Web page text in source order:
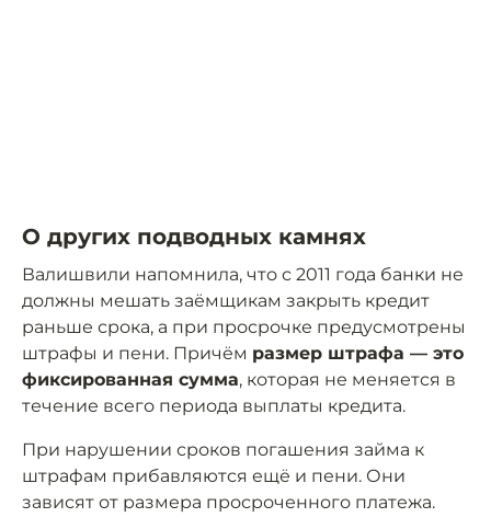
О других подводных камнях
Валишвили напомнила, что с 2011 года банки не
должны мешать заёмщикам закрыть кредит
раньше срока, а при просрочке предусмотрены
штрафы и пени. Причём размер штрафа — это
фиксированная сумма, которая не меняется в
течение всего периода выплаты кредита.
При нарушении сроков погашения займа к
штрафам прибавляются ещё и пени. Они
зависят от размера просроченного платежа.